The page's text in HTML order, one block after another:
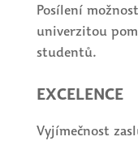
Posílení
univerzitou
studentů.
EXCELENCE
Vyjímečnost